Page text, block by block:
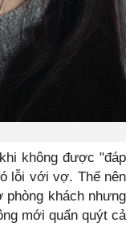
không được "đáp
lỗi với vợ. Thế nên
phòng khách nhưng
mới quấn quýt cả